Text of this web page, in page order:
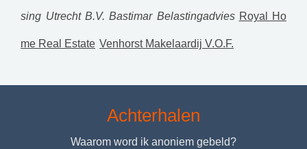
sing Utrecht B.V. Bastimar Belastingadvies Royal Ho
me Real Estate Venhorst Makelaardij V.O.F.
Achterhalen
Waarom word ik anoniem gebeld?